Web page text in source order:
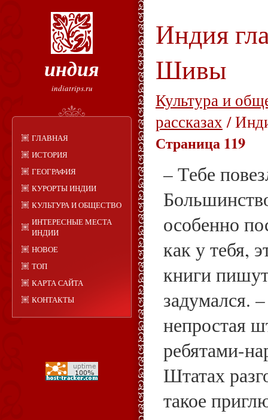
индия
indiatrips.ru
ГЛАВНАЯ
ИСТОРИЯ
ГЕОГРАФИЯ
КУРОРТЫ ИНДИИ
КУЛЬТУРА И ОБЩЕСТВО
ИНТЕРЕСНЫЕ МЕСТА
ИНДИИ
НОВОЕ
ТОП
КАРТА САЙТА
КОНТАКТЫ
Индия
Шивы
Культура и
рассказах/
Страница 119
– Тебе
особенно
как у тебя,
книги
задумался.
непростая
ребятами-
Штатах
такое